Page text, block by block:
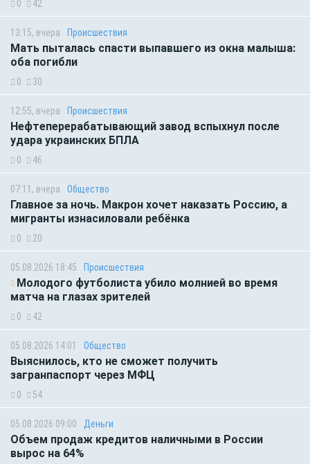
0 42
13:15, вчера Происшествия
Мать пыталась спасти выпавшего из окна малыша:
оба погибли
0 30
12:55, вчера Происшествия
Нефтеперерабатывающий завод вспыхнул после
удара украинских БПЛА
0 46
07:11, вчера Общество
Главное за ночь. Макрон хочет наказать Россию, а
мигранты изнасиловали ребёнка
0 20
05.08.2026 18:45 Происшествия
Молодого футболиста убило молнией во время
матча на глазах зрителей
0 42
05.08.2026 14:01 Общество
Выяснилось, кто не сможет получить
загранпаспорт через МФЦ
0 54
05.08.2026 09:00 Деньги
Объем продаж кредитов наличными в России
вырос на 64%